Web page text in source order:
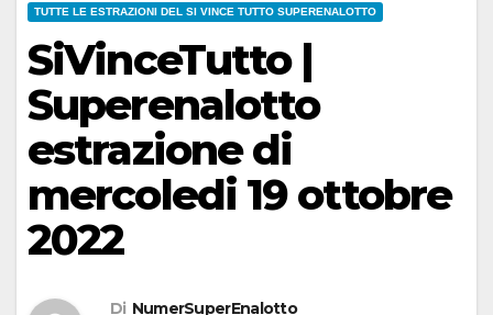
TUTTE LE ESTRAZIONI DEL SI VINCE TUTTO SUPERENALOTTO
SiVinceTutto |
Superenalotto
estrazione di
mercoledi 19 ottobre
2022
Di NumerSuperEnalotto